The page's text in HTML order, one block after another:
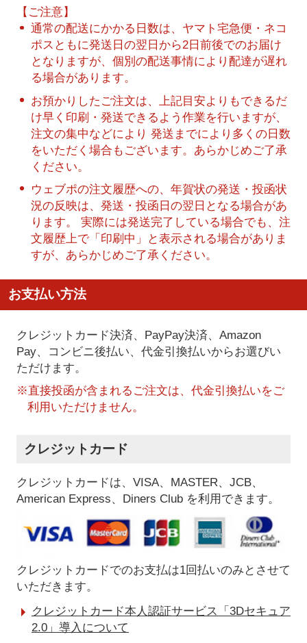
【ご注意】
通常の配送にかかる日数は、ヤマト宅急便・ネコ
ポスともに発送日の翌日から2日前後でのお届け
となりますが、個別の配送事情により配達が遅れ
る場合があります。
お預かりしたご注文は、上記目安よりもできるだ
け早く印刷・発送できるよう作業を行いますが、
注文の集中などにより 発送までにより多くの日数
をいただく場合もございます。あらかじめご了承
ください。
ウェブポの注文履歴への、年賀状の発送・投函状
況の反映は、発送・投函日の翌日となる場合があ
ります。 実際には発送完了している場合でも、注
文履歴上で「印刷中」と表示される場合がありま
すが、あらかじめご了承ください。
お支払い方法
クレジットカード決済、PayPay決済、Amazon
Pay、コンビニ後払い、代金引換払いからお選びい
ただけます。
※直接投函が含まれるご注文は、代金引換払いをご
利用いただけません。
クレジットカード
クレジットカードは、VISA、MASTER、JCB、
American Express、Diners Club を利用できます。
クレジットカードでのお支払は1回払いのみとさせて
いただきます。
クレジットカード本人認証サービス「3Dセキュア
2.0」導入について